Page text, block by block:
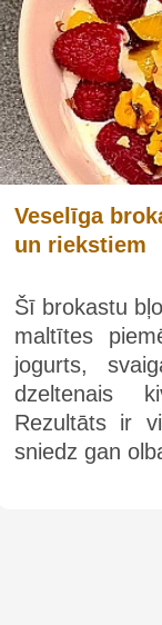
Veselīga
un riekstiem
Šī brokastu
maltītes
jogurts,
dzeltenais
Rezultāts ir
sniedz gan